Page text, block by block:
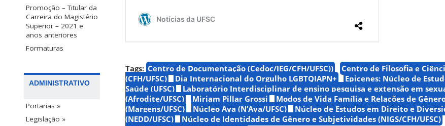
Promoção – Titular da
Carreira do Magistério
Superior – 2021 e
anos anteriores
Formaturas
ADMINISTRATIVO
Portarias »
Legislação »
Tags: Centro de Documentação (Cedoc/IEG/CFH/UFSC))
Centro de Filosofia e
(CFH/UFSC)
Dia Internacional do Orgulho LGBTQIAPN+
Epicenes: Núcleo de
Saúde (UFSC)
Laboratório Interdisciplinar de ensino pesquisa e extensão em
(Afrodite/UFSC)
Miriam Pillar Grossi
Modos de Vida Família e Relações de
(Margens/UFSC)
Núcleo Aya (N’Aya/UFSC)
Núcleo de Estudos em Direito e
(NEDD/UFSC)
Núcleo de Identidades de Gênero e Subjetividades (NIGS/CFH/UFSC)